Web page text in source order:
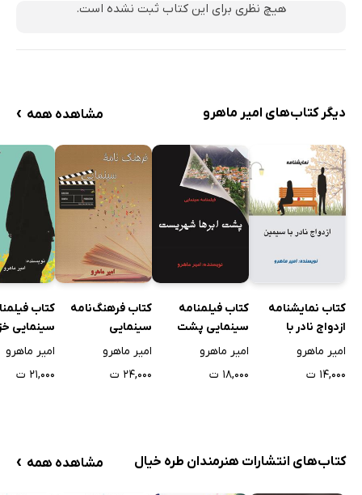
هیچ نظری برای این کتاب ثبت نشده است.
دیگر کتاب‌های امیر ماهرو مشاهده همه ›
کتاب نمایشنامه
ازدواج نادر با
سیمین
امیر ماهرو
۱۴,۰۰۰ ت
کتاب فیلمنامه
سینمایی پشت
ابرها شهریست
امیر ماهرو
۱۸,۰۰۰ ت
کتاب فرهنگ‌نامه
سینمایی
امیر ماهرو
۲۴,۰۰۰ ت
کتاب
سینمایی
بهار
امیر ماهرو
۲۱,۰۰۰ ت
کتاب‌های انتشارات هنرمندان طره خیال مشاهده همه ›